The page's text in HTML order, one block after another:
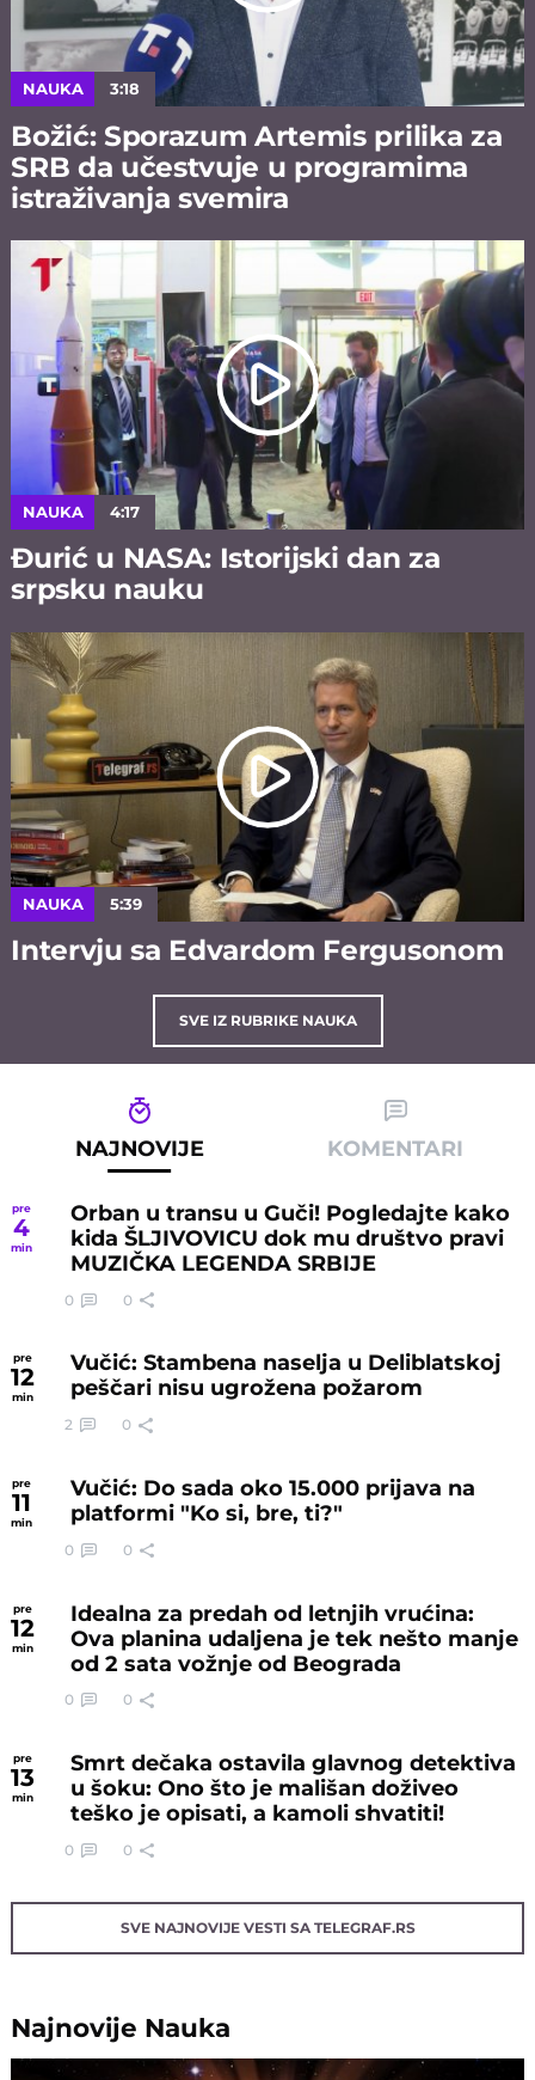
NAUKA 3:18
Božić: Sporazum Artemis prilika za
SRB da učestvuje u programima
istraživanja svemira
NAUKA 4:17
Đurić u NASA: Istorijski dan za
srpsku nauku
NAUKA 5:39
Intervju sa Edvardom Fergusonom
SVE IZ RUBRIKE NAUKA
NAJNOVIJE KOMENTARI
pre
4
min
Orban u transu u Guči! Pogledajte kako
kida ŠLJIVOVICU dok mu društvo pravi
MUZIČKA LEGENDA SRBIJE
0 0
pre
12
min
Vučić: Stambena naselja u Deliblatskoj
peščari nisu ugrožena požarom
2 0
pre
11
min
Vučić: Do sada oko 15.000 prijava na
platformi "Ko si, bre, ti?"
0 0
pre
12
min
Idealna za predah od letnjih vrućina:
Ova planina udaljena je tek nešto manje
od 2 sata vožnje od Beograda
0 0
pre
13
min
Smrt dečaka ostavila glavnog detektiva
u šoku: Ono što je mališan doživeo
teško je opisati, a kamoli shvatiti!
0 0
SVE NAJNOVIJE VESTI SA TELEGRAF.RS
Najnovije Nauka